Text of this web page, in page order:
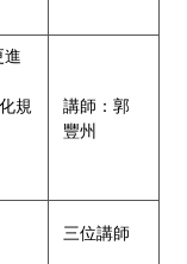
進
規
講師：郭
豐州
三位講師